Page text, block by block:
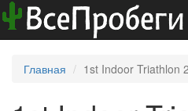
Главная 1st Indoor Triathlon